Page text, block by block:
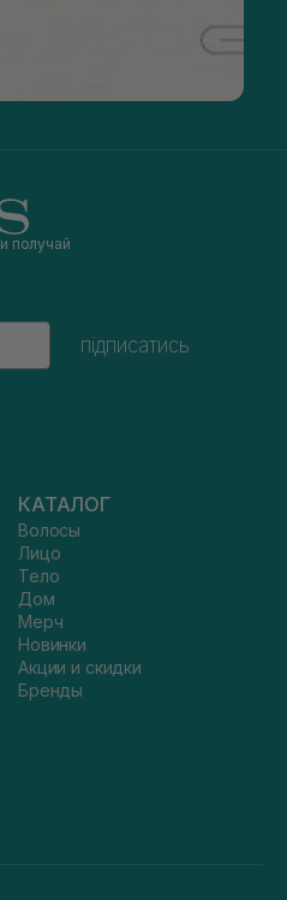
и получай
підписатись
КАТАЛОГ
Волосы
Лицо
Тело
Дом
Мерч
Новинки
Акции и скидки
Бренды